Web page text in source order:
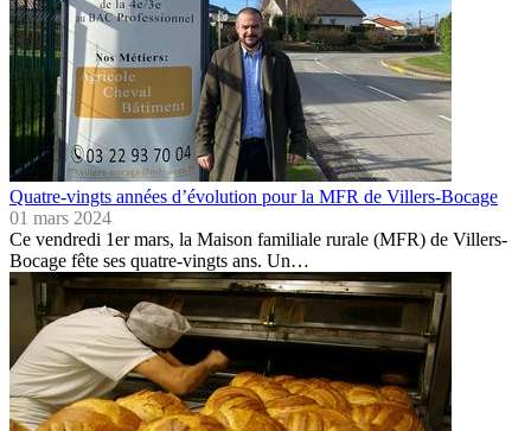
Quatre-vingts années d’évolution pour la MFR de Villers-Bocage
01 mars 2024
Ce vendredi 1er mars, la Maison familiale rurale (MFR) de Villers-
Bocage fête ses quatre-vingts ans. Un…